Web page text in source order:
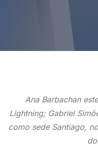
Ana Barbachan
Lightning; Gabriel
como sede Santiago,